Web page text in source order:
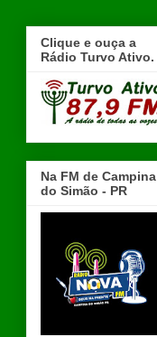
Clique e ouça a
Rádio Turvo Ativo.
Na FM de Campina
do Simão - PR